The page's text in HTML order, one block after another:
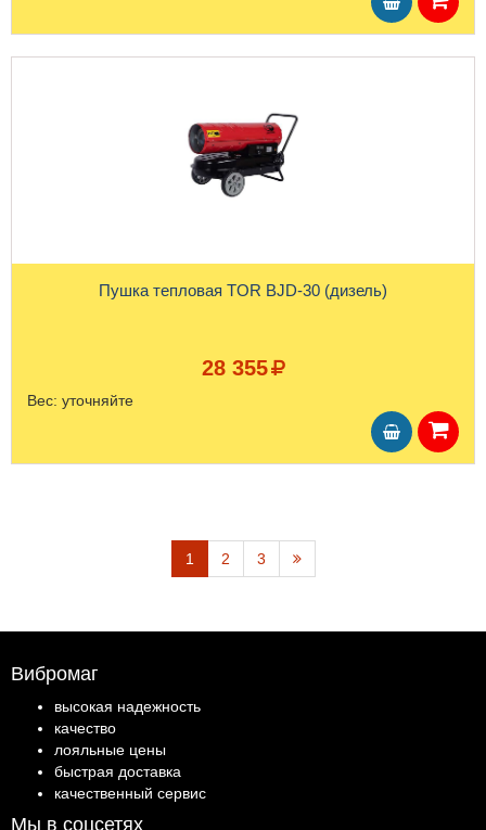
Пушка тепловая TOR BJD-30 (дизель)
28 355
Вес: уточняйте
1 2 3
Вибромаг
высокая надежность
качество
лояльные цены
быстрая доставка
качественный сервис
Мы в соцсетях